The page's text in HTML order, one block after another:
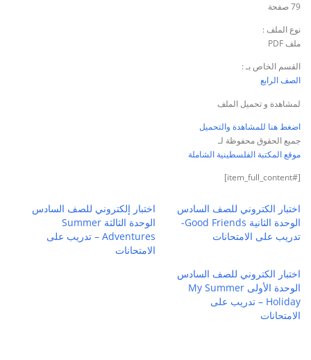
79 صفحة
نوع الملف :
ملف PDF
القسم الخاص بـ :
الصف الرابع
لمشاهدة و تحميل الملف
اضغط هنا للمشاهدة والتحميل
جميع الحقوق محفوظة لـ
موقع المكتبة الفلسطينية الشاملة
[#item_full_content]
اختبار الكتروني للصف السادس
الوحدة الثانية Good Friends-
تدريب على الامتحانات
اختبار إلكتروني للصف السادس
الوحدة الثالثة Summer
Adventures – تدريب على
الامتحانات
اختبار الكتروني للصف السادس
الوحدة الأولى My Summer
Holiday – تدريب على
الامتحانات